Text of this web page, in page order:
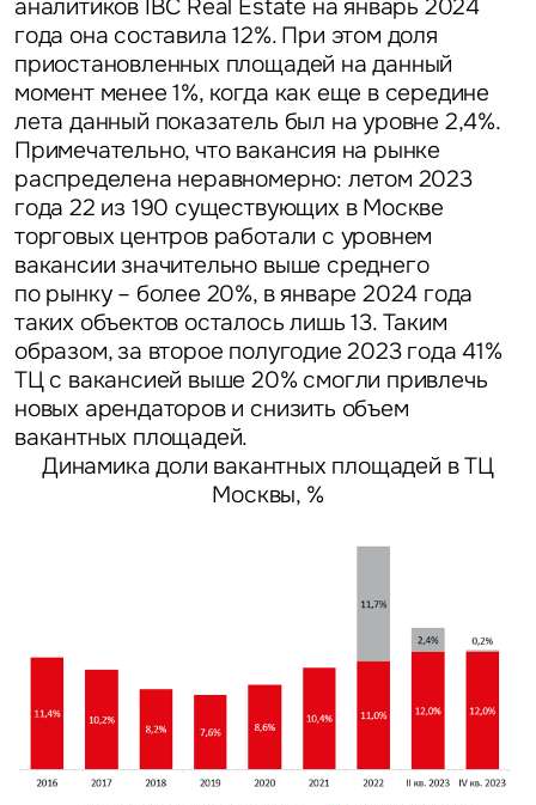
аналитиков IBC Real Estate на январь 2024
года она составила 12%. При этом доля
приостановленных площадей на данный
момент менее 1%, когда как еще в середине
лета данный показатель был на уровне 2,4%.
Примечательно, что вакансия на рынке
распределена неравномерно: летом 2023
года 22 из 190 существующих в Москве
торговых центров работали с уровнем
вакансии значительно выше среднего
по рынку – более 20%, в январе 2024 года
таких объектов осталось лишь 13. Таким
образом, за второе полугодие 2023 года 41%
ТЦ с вакансией выше 20% смогли привлечь
новых арендаторов и снизить объем
вакантных площадей.
Динамика доли вакантных площадей в ТЦ
Москвы, %